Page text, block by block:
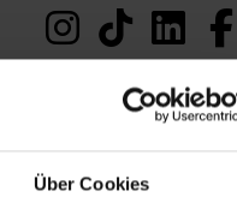
Über Cookies